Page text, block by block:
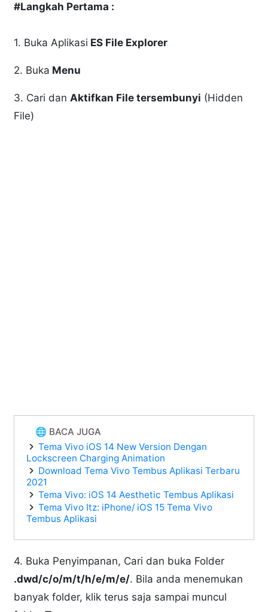
#Langkah Pertama :
1. Buka Aplikasi ES File Explorer
2. Buka Menu
3. Cari danAktifkan File tersembunyi (Hidden
File)
🌐 BACA JUGA
Tema Vivo iOS 14 New Version Dengan
Lockscreen Charging Animation
Download Tema Vivo Tembus Aplikasi Terbaru
2021
Tema Vivo: iOS 14 Aesthetic Tembus Aplikasi
Tema Vivo Itz: iPhone/ iOS 15 Tema Vivo
Tembus Aplikasi
4. Buka Penyimpanan, Cari dan buka Folder
.dwd/c/o/m/t/h/e/m/e/. Bila anda menemukan
banyak folder, klik terus saja sampai muncul